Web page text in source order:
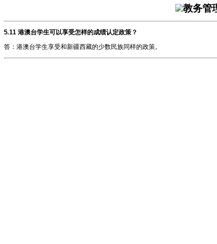
教务管
5.11 港澳台学生可以享受怎样的成绩认定政策？
答：港澳台学生享受和新疆西藏的少数民族同样的政策。